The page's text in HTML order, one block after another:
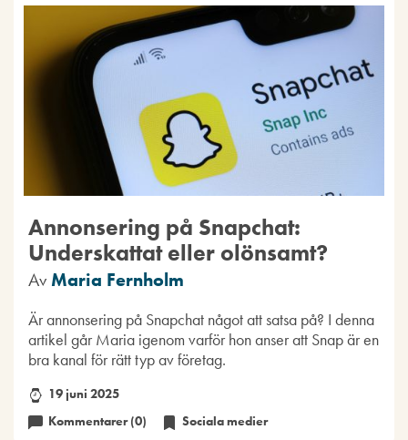
Annonsering på Snapchat:
Underskattat eller olönsamt?
Av Maria Fernholm
Är annonsering på Snapchat något att satsa på? I denna
artikel går Maria igenom varför hon anser att Snap är en
bra kanal för rätt typ av företag.
19 juni 2025
Kommentarer (0)
Sociala medier